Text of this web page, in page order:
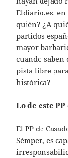
Eldiario.es,
quién? ¿A
partidos
mayor
cuando saben
pista libre
histórica?
Lo de este
El PP de
Sémper, es